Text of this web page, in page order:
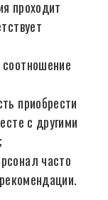
проходит
приобрести
с другими
часто